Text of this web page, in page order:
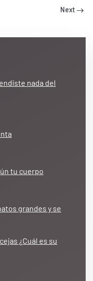
Next
nada del
tu cuerpo
grandes y se
¿Cuál es su